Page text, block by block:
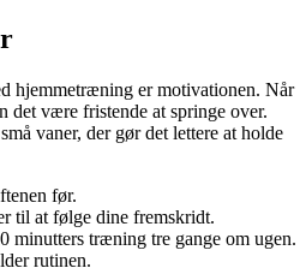
hjemmetræning er motivationen. Når
det være fristende at springe over.
vaner, der gør det lettere at holde
før.
til at følge dine fremskridt.
minutters træning tre gange om ugen.
rutinen.